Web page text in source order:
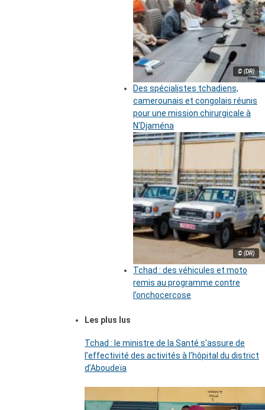
© (DR)
Des spécialistes tchadiens,
camerounais et congolais réunis
pour une mission chirurgicale à
N’Djaména
© (DR)
Tchad : des véhicules et moto
remis au programme contre
l’onchocercose
Les plus lus
Tchad : le ministre de la Santé s’assure de
l’effectivité des activités à l’hôpital du district
d’Aboudeïa